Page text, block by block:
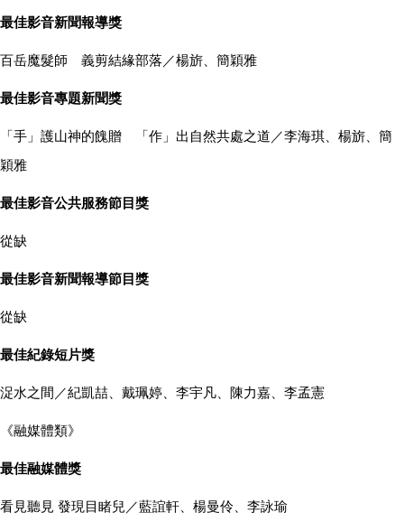
最佳影音新聞報導獎
百岳魔髮師 義剪結緣部落／楊旂、簡穎雅
最佳影音專題新聞獎
「手」護山神的餽贈 「作」出自然共處之道／李海琪、楊旂、簡
穎雅
最佳影音公共服務節目獎
從缺
最佳影音新聞報導節目獎
從缺
最佳紀錄短片獎
浞水之間／紀凱喆、戴珮婷、李宇凡、陳力嘉、李孟憲
《融媒體類》
最佳融媒體獎
看見聽見 發現目睹兒／藍誼軒、楊曼伶、李詠瑜